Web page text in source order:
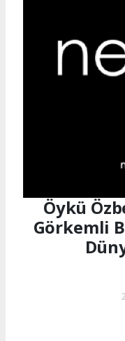
Öykü
Görkemli